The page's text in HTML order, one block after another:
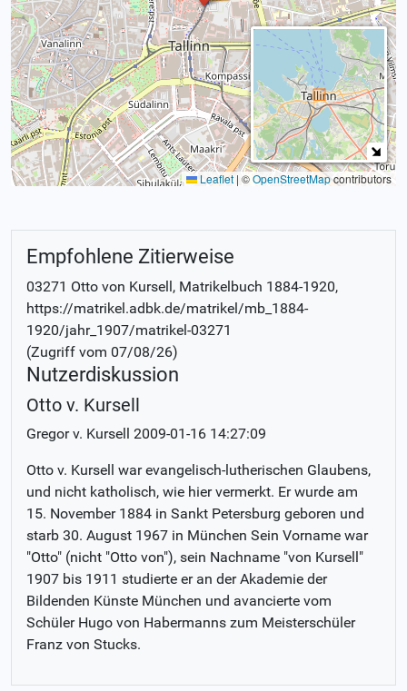
Leaflet | ©OpenStreetMapcontributors
Empfohlene Zitierweise
03271 Otto von Kursell, Matrikelbuch 1884-1920,
https://matrikel.adbk.de/matrikel/mb_1884-
1920/jahr_1907/matrikel-03271
(Zugriff vom 07/08/26)
Nutzerdiskussion
Otto v. Kursell
Gregor v. Kursell 2009-01-16 14:27:09
Otto v. Kursell war evangelisch-lutherischen Glaubens,
und nicht katholisch, wie hier vermerkt. Er wurde am
15. November 1884 in Sankt Petersburg geboren und
starb 30. August 1967 in München Sein Vorname war
"Otto" (nicht "Otto von"), sein Nachname "von Kursell"
1907 bis 1911 studierte er an der Akademie der
Bildenden Künste München und avancierte vom
Schüler Hugo von Habermanns zum Meisterschüler
Franz von Stucks.